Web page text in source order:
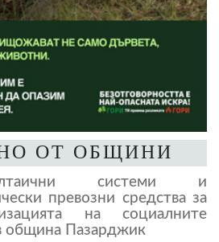
ОТ ОБЩИНИ
системи и
превозни средства за
на социалните
община Пазарджик